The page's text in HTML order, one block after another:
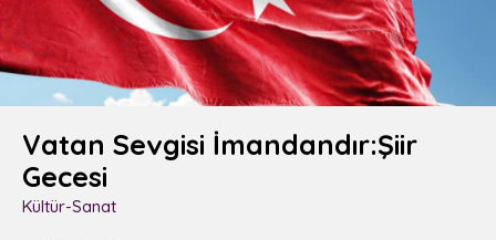
GİF Vezneciler
GİF Ankara
GİF Safveti Paşa
GİF Konya
AKTÜEL
Vatan Sevgisi İmandandır:Şiir
Gecesi
Kültür-Sanat